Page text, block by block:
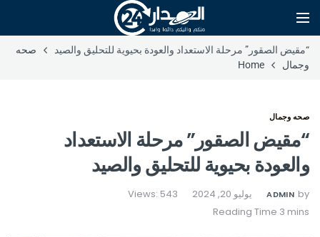
“مقيض الصقور” مرحلة الاستعداد والعودة بحيوية للتحليق والصيد
صحه
وجمال
Home
صحه وجمال
“مقيض الصقور” مرحلة الاستعداد
والعودة بحيوية للتحليق والصيد
by
ADMIN يوليو 20, 2024 Views: 543